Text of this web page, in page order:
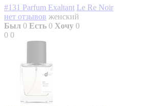
#131 Parfum Exaltant Le Re Noir
нет отзывов женский
Был 0 Есть 0 Хочу 0
0 0